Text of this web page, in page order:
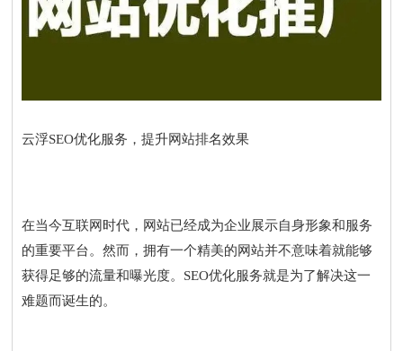
云浮SEO优化服务，提升网站排名效果
在当今互联网时代，网站已经成为企业展示自身形象和服务
的重要平台。然而，拥有一个精美的网站并不意味着就能够
获得足够的流量和曝光度。SEO优化服务就是为了解决这一
难题而诞生的。